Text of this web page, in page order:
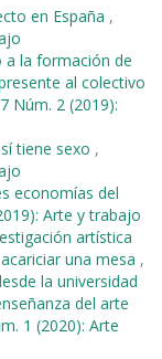
en España ,
a la formación de
al colectivo
Núm. 2 (2019):
tiene sexo ,
economías del
Arte y trabajo
artística
una mesa ,
la universidad
del arte
1 (2020): Arte